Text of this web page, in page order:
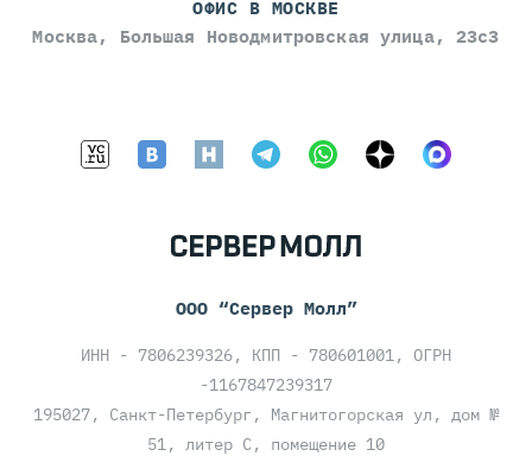
ОФИС В МОСКВЕ
Москва, Большая Новодмитровская улица, 23с3
ООО “Сервер Молл”
ИНН - 7806239326, КПП - 780601001, ОГРН
-1167847239317
195027, Санкт-Петербург, Магнитогорская ул, дом №
51, литер С, помещение 10